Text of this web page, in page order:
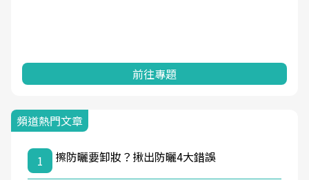
前往專題
頻道熱門文章
1 擦防曬要卸妝？揪出防曬4大錯誤